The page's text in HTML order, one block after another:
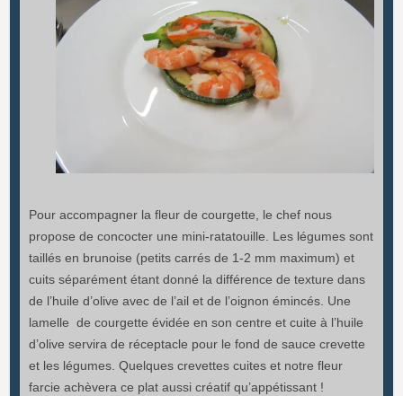
Pour accompagner la fleur de courgette, le chef nous
propose de concocter une mini-ratatouille. Les légumes sont
taillés en brunoise (petits carrés de 1-2 mm maximum) et
cuits séparément étant donné la différence de texture dans
de l’huile d’olive avec de l’ail et de l’oignon émincés. Une
lamelle de courgette évidée en son centre et cuite à l’huile
d’olive servira de réceptacle pour le fond de sauce crevette
et les légumes. Quelques crevettes cuites et notre fleur
farcie achèvera ce plat aussi créatif qu’appétissant !